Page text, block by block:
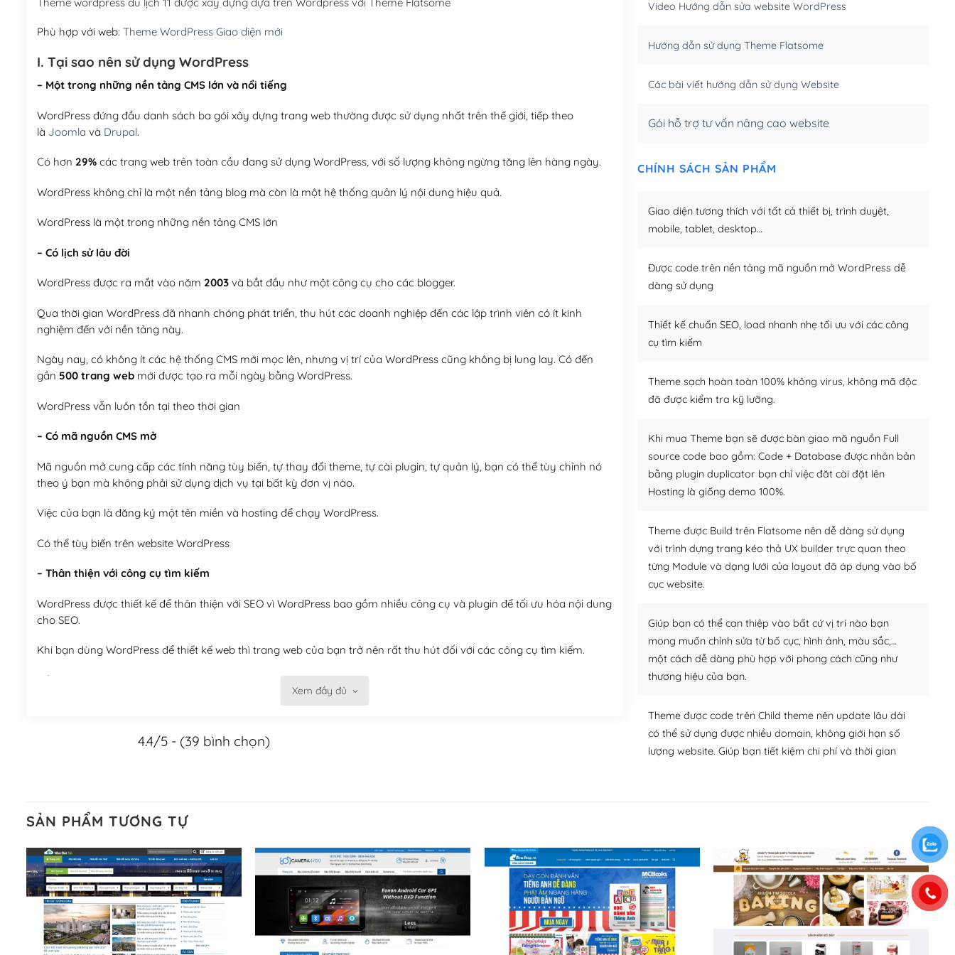
(+950,000₫)
Theme wordpress du lịch 11 được xây dựng dựa trên Wordpress với Theme Flatsome
Phù hợp với web: Theme WordPress Giao diện mới
I. Tại sao nên sử dụng WordPress
– Một trong những nền tảng CMS lớn và nổi tiếng
WordPress đứng đầu danh sách ba gói xây dựng trang web thường được sử dụng nhất trên thế giới, tiếp theo
là Joomla và Drupal.
Có hơn 29%các trang web trên toàn cầu đang sử dụng WordPress, với số lượng không ngừng tăng lên hàng ngày.
WordPress không chỉ là một nền tảng blog mà còn là một hệ thống quản lý nội dung hiệu quả.
WordPress là một trong những nền tảng CMS lớn
– Có lịch sử lâu đời
WordPress được ra mắt vào năm 2003và bắt đầu như một công cụ cho các blogger.
Qua thời gian WordPress đã nhanh chóng phát triển, thu hút các doanh nghiệp đến các lập trình viên có ít kinh
nghiệm đến với nền tảng này.
Ngày nay, có không ít các hệ thống CMS mới mọc lên, nhưng vị trí của WordPress cũng không bị lung lay. Có đến
gần 500 trang webmới được tạo ra mỗi ngày bằng WordPress.
WordPress vẫn luôn tồn tại theo thời gian
– Có mã nguồn CMS mở
Mã nguồn mở cung cấp các tính năng tùy biến, tự thay đổi theme, tự cài plugin, tự quản lý, bạn có thể tùy chỉnh nó
theo ý bạn mà không phải sử dụng dịch vụ tại bất kỳ đơn vị nào.
Việc của bạn là đăng ký một tên miền và hosting để chạy WordPress.
Có thể tùy biến trên website WordPress
– Thân thiện với công cụ tìm kiếm
WordPress được thiết kế để thân thiện với SEO vì WordPress bao gồm nhiều công cụ và plugin để tối ưu hóa nội dung
cho SEO.
Khi bạn dùng WordPress để thiết kế web thì trang web của bạn trở nên rất thu hút đối với các công cụ tìm kiếm.
Tối ưu hóa công cụ tìm kiếm
Khi bạn sử dụng WordPress, thì vấn đề giao diện của bạn trở nên dễ dàng và nhanh chóng. Với kho Theme
– Sở hữu một cộng đồng lớn, sẵn sàng hỗ trợ
WordPress là nơi lưu trữ cho một diễn đàn cộng đồng khổng lồ được kiểm duyệt bởi các nhân viên và những người
cuồng tín WordPress.
Nếu bạn gặp khó khăn, bạn có thể lên mạng và tìm kiếm những cộng đồng WordPress, họ sẽ giúp bạn trả lời, giải
Xem đầy đủ
4.4/5 - (39 bình chọn)
Video Hướng dẫn sửa website WordPress
Hướng dẫn sử dụng Theme Flatsome
Các bài viết hướng dẫn sử dụng Website
Gói hỗ trợ tư vấn nâng cao website
CHÍNH SÁCH SẢN PHẨM
Giao diện tương thích với tất cả thiết bị, trình duyệt,
mobile, tablet, desktop…
Được code trên nền tảng mã nguồn mở WordPress dễ
dàng sử dụng
Thiết kế chuẩn SEO, load nhanh nhẹ tối ưu với các công
cụ tìm kiếm
Theme sạch hoàn toàn 100% không virus, không mã độc
đã được kiểm tra kỹ lưỡng.
Khi mua Theme bạn sẽ được bàn giao mã nguồn Full
source code bao gồm: Code + Database được nhân bản
bằng plugin duplicator bạn chỉ việc đăt cài đặt lên
Hosting là giống demo 100%.
Theme được Build trên Flatsome nên dễ dàng sử dụng
với trình dựng trang kéo thả UX builder trực quan theo
từng Module và dạng lưới của layout đã áp dụng vào bố
cục website.
Giúp bạn có thể can thiệp vào bất cứ vị trí nào bạn
mong muốn chỉnh sửa từ bố cục, hình ảnh, màu sắc,…
một cách dễ dàng phù hợp với phong cách cũng như
thương hiệu của bạn.
Theme được code trên Child theme nên update lâu dài
có thể sử dụng được nhiều domain, không giới hạn số
lượng website. Giúp bạn tiết kiệm chi phí và thời gian
SẢN PHẨM TƯƠNG TỰ